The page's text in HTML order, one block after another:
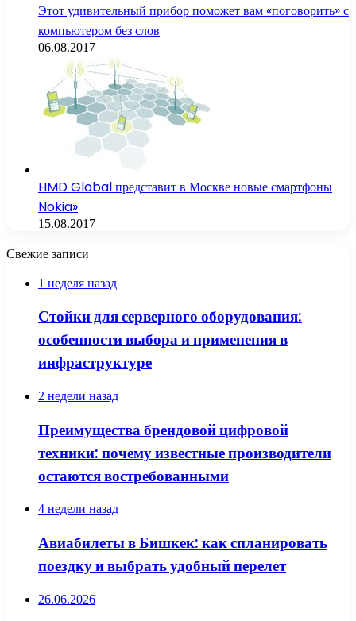
Этот удивительный прибор поможет вам «поговорить» с
компьютером без слов
06.08.2017
HMD Global представит в Москве новые смартфоны
Nokia»
15.08.2017
Свежие записи
1 неделя назад
Стойки для серверного оборудования:
особенности выбора и применения в
инфраструктуре
2 недели назад
Преимущества брендовой цифровой
техники: почему известные производители
остаются востребованными
4 недели назад
Авиабилеты в Бишкек: как спланировать
поездку и выбрать удобный перелет
26.06.2026